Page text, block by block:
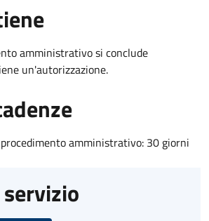
amministrativo si conclude
un'autorizzazione.
amministrativo: 30 giorni